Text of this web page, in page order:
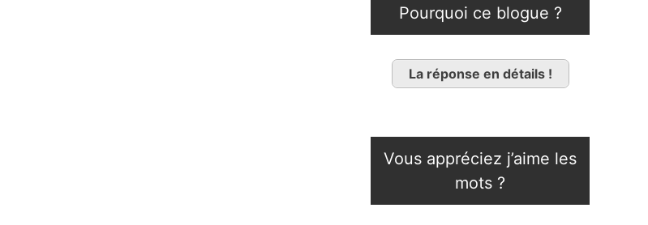
Pourquoi ce blogue ?
La réponse en détails !
Vous appréciez j’aime les
mots ?